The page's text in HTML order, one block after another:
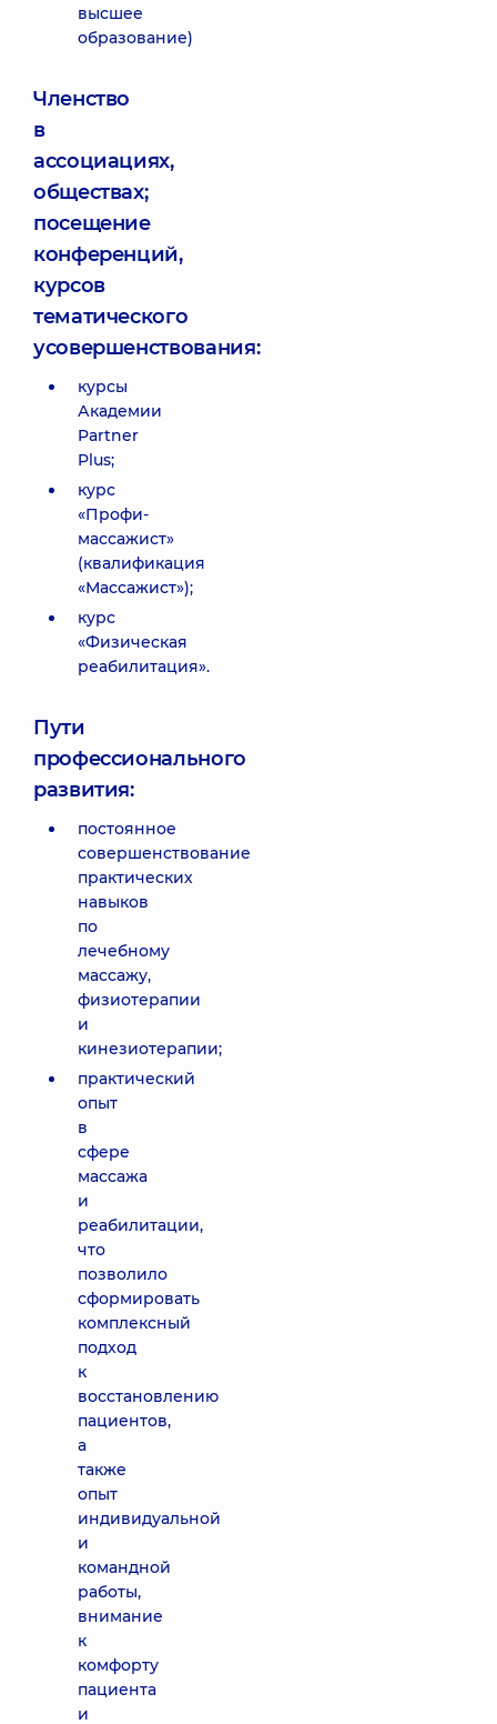
высшее
образование)
Членство
в
ассоциациях,
обществах;
посещение
конференций,
курсов
тематического
усовершенствования:
курсы
Академии
Partner
Plus;
курс
«Профи-
массажист»
(квалификация
«Массажист»);
курс
«Физическая
реабилитация».
Пути
профессионального
развития:
постоянное
совершенствование
практических
навыков
по
лечебному
массажу,
физиотерапии
и
кинезиотерапии;
практический
опыт
в
сфере
массажа
и
реабилитации,
что
позволило
сформировать
комплексный
подход
к
восстановлению
пациентов,
а
также
опыт
индивидуальной
и
командной
работы,
внимание
к
комфорту
пациента
и